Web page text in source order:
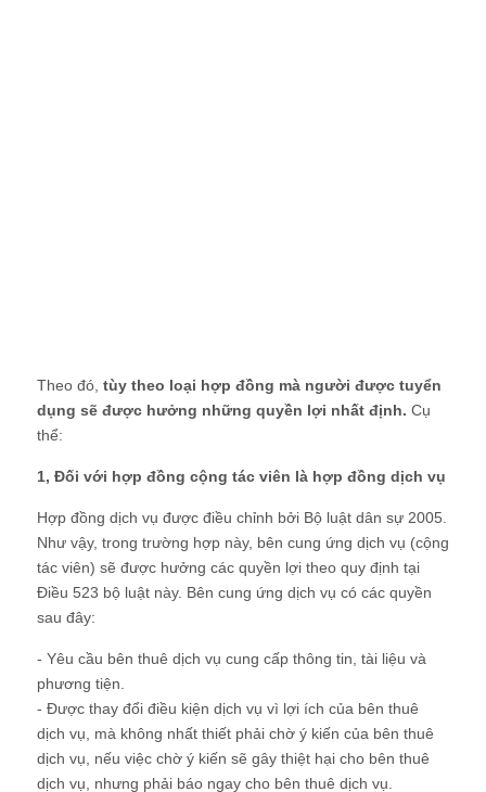
Theo đó, tùy theo loại hợp đồng mà người được tuyển
dụng sẽ được hưởng những quyền lợi nhất định. Cụ
thể:
1, Đối với hợp đồng cộng tác viên là hợp đồng dịch vụ
Hợp đồng dịch vụ được điều chỉnh bởi Bộ luật dân sự 2005.
Như vậy, trong trường hợp này, bên cung ứng dịch vụ (cộng
tác viên) sẽ được hưởng các quyền lợi theo quy định tại
Điều 523 bộ luật này. Bên cung ứng dịch vụ có các quyền
sau đây:
- Yêu cầu bên thuê dịch vụ cung cấp thông tin, tài liệu và
phương tiện.
- Được thay đổi điều kiện dịch vụ vì lợi ích của bên thuê
dịch vụ, mà không nhất thiết phải chờ ý kiến của bên thuê
dịch vụ, nếu việc chờ ý kiến sẽ gây thiệt hại cho bên thuê
dịch vụ, nhưng phải báo ngay cho bên thuê dịch vụ.